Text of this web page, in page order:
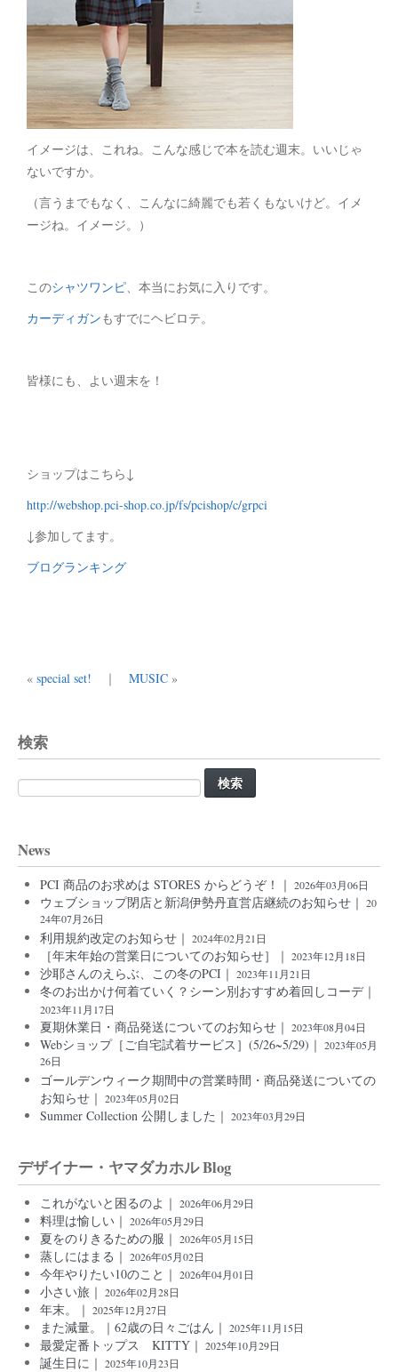
イメージは、これね。こんな感じで本を読む週末。いいじゃ
ないですか。
（言うまでもなく、こんなに綺麗でも若くもないけど。イメ
ージね。イメージ。）
このシャツワンピ、本当にお気に入りです。
カーディガンもすでにヘビロテ。
皆様にも、よい週末を！
ショップはこちら↓
http://webshop.pci-shop.co.jp/fs/pcishop/c/grpci
↓参加してます。
ブログランキング
« special set! ｜ MUSIC »
検索
検
索:
News
PCI 商品のお求めは STORES からどうぞ！｜ 2026年03月06日
ウェブショップ閉店と新潟伊勢丹直営店継続のお知らせ｜ 20
24年07月26日
利用規約改定のお知らせ｜ 2024年02月21日
［年末年始の営業日についてのお知らせ］｜ 2023年12月18日
沙耶さんのえらぶ、この冬のPCI｜ 2023年11月21日
冬のお出かけ何着ていく？シーン別おすすめ着回しコーデ｜
2023年11月17日
夏期休業日・商品発送についてのお知らせ｜ 2023年08月04日
Webショップ［ご自宅試着サービス］(5/26~5/29)｜ 2023年05月
26日
ゴールデンウィーク期間中の営業時間・商品発送についての
お知らせ｜ 2023年05月02日
Summer Collection 公開しました｜ 2023年03月29日
デザイナー・ヤマダカホル Blog
これがないと困るのよ｜ 2026年06月29日
料理は愉しい｜ 2026年05月29日
夏をのりきるための服｜ 2026年05月15日
蒸しにはまる｜ 2026年05月02日
今年やりたい10のこと｜ 2026年04月01日
小さい旅｜ 2026年02月28日
年末。｜ 2025年12月27日
また減量。｜62歳の日々ごはん｜ 2025年11月15日
最愛定番トップス KITTY｜ 2025年10月29日
誕生日に｜ 2025年10月23日